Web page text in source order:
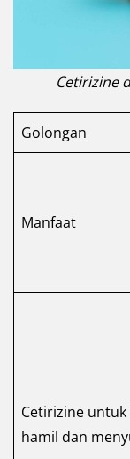
Cetirizine
Golongan
Manfaat
Cetirizine untuk
hamil dan